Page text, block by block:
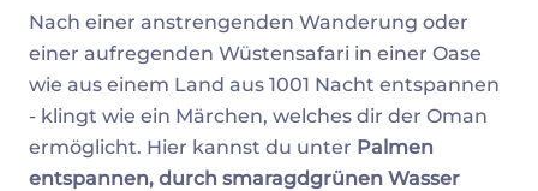
Nach einer anstrengenden Wanderung oder
einer aufregenden Wüstensafari in einer Oase
wie aus einem Land aus 1001 Nacht entspannen
- klingt wie ein Märchen, welches dir der Oman
ermöglicht. Hier kannst du unter Palmen
entspannen, durch smaragdgrünen Wasser